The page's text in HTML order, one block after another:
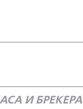
И БРЕКЕРА